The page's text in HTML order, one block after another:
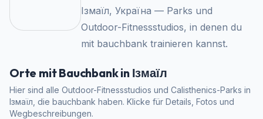
Ізмаїл, Україна — Parks und
Outdoor-Fitnessstudios, in denen du
mit bauchbank trainieren kannst.
Orte mit Bauchbank in Ізмаїл
Hier sind alle Outdoor-Fitnessstudios und Calisthenics-Parks in
Ізмаїл, die bauchbank haben. Klicke für Details, Fotos und
Wegbeschreibungen.